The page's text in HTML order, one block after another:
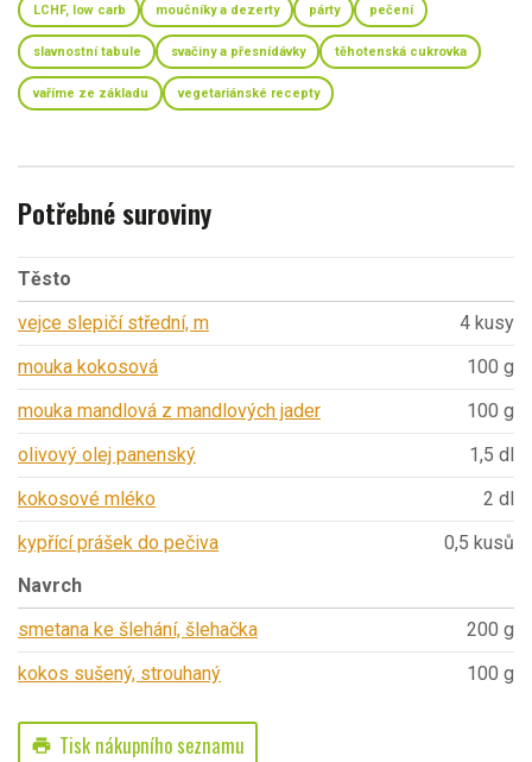
LCHF, low carb moučníky a dezerty párty pečení
slavnostní tabule svačiny a přesnídávky těhotenská cukrovka
vaříme ze základu vegetariánské recepty
Potřebné suroviny
Těsto
vejce slepičí střední, m
4 kusy
mouka kokosová
100 g
mouka mandlová z mandlových jader
100 g
olivový olej panenský
1,5 dl
kokosové mléko
2 dl
kypřící prášek do pečiva
0,5 kusů
Navrch
smetana ke šlehání, šlehačka
200 g
kokos sušený, strouhaný
100 g
print Tisk nákupního seznamu